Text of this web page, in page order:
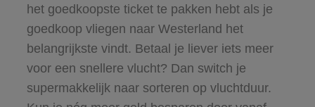
het goedkoopste ticket te pakken hebt als je
goedkoop vliegen naar Westerland het
belangrijkste vindt. Betaal je liever iets meer
voor een snellere vlucht? Dan switch je
supermakkelijk naar sorteren op vluchtduur.